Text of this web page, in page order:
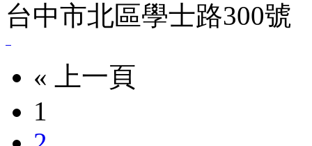
台中市北區學士路300號
« 上一頁
1